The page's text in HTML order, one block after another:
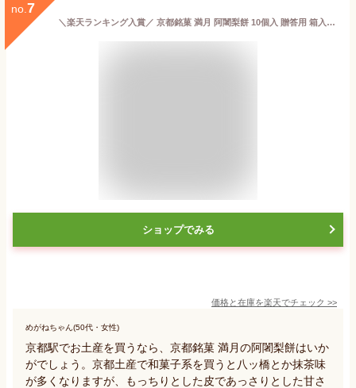
no. 7
＼楽天ランキング入賞／ 京都銘菓 満月 阿闍梨餅 10個入 贈答用 箱入り 熨斗対応 阿闍梨 もち 京都 高級 和菓子 半生菓子 老舗 お取り寄せ お土産 つぶあん 粒あん 個包装 ギフト 京都名物 京都土産 お取り寄せお菓子 美味しい和菓子 阿闍梨餅満月 お中元 御中元 父の日
ショップでみる
価格と在庫を楽天でチェック >>
めがねちゃん(50代・女性)
京都駅でお土産を買うなら、京都銘菓 満月の阿闍梨餅はいか
がでしょう。京都土産で和菓子系を買うと八ッ橋とか抹茶味
が多くなりますが、もっちりとした皮であっさりとした甘さ